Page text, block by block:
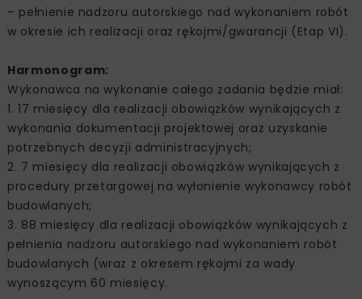
– pełnienie nadzoru autorskiego nad wykonaniem robót
w okresie ich realizacji oraz rękojmi/gwarancji (Etap VI).
Harmonogram:
Wykonawca na wykonanie całego zadania będzie miał:
1. 17 miesięcy dla realizacji obowiązków wynikających z
wykonania dokumentacji projektowej oraz uzyskanie
potrzebnych decyzji administracyjnych;
2. 7 miesięcy dla realizacji obowiązków wynikających z
procedury przetargowej na wyłonienie wykonawcy robót
budowlanych;
3. 88 miesięcy dla realizacji obowiązków wynikających z
pełnienia nadzoru autorskiego nad wykonaniem robót
budowlanych (wraz z okresem rękojmi za wady
wynoszącym 60 miesięcy.